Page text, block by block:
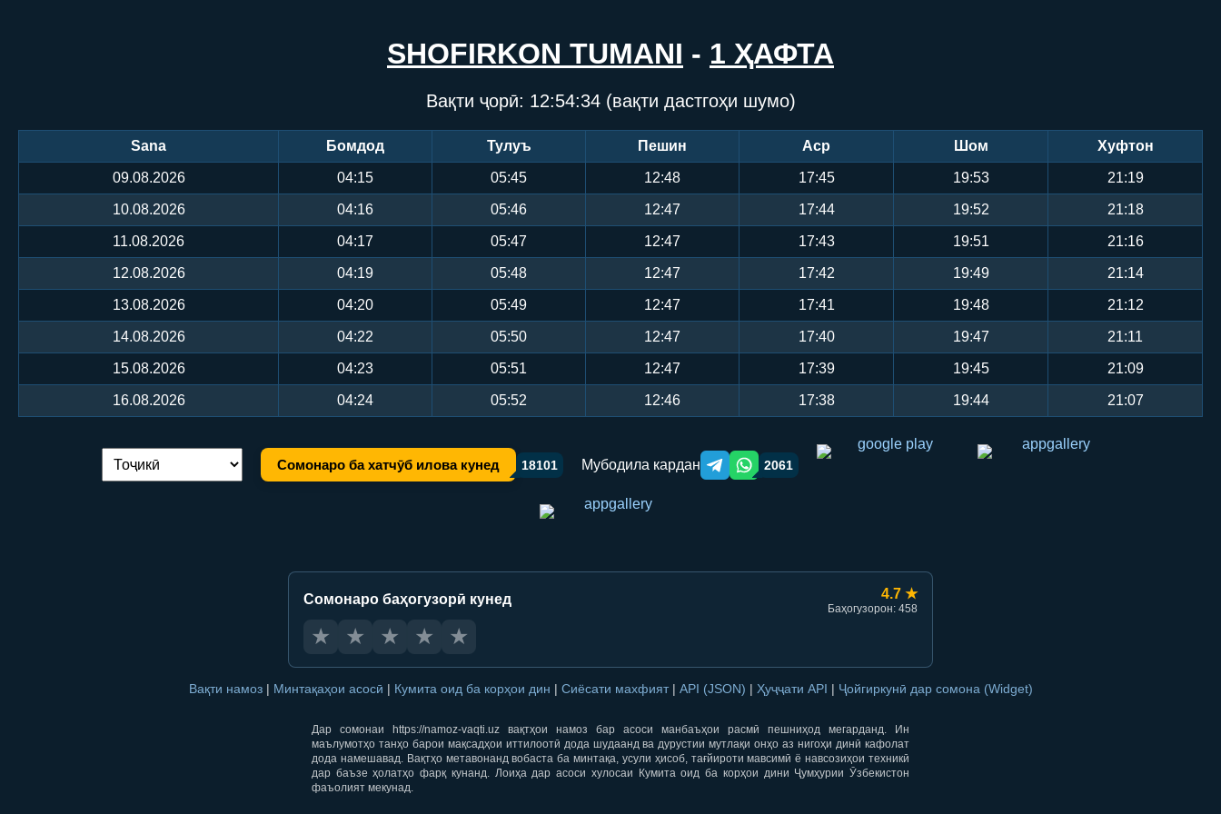
SHOFIRKON TUMANI - 1 ҲАФТА
Вақти ҷорӣ: 12:54:34(вақти дастгоҳи шумо)
Sana Бомдод Тулуъ Пешин Аср Шом Хуфтон
09.08.2026 04:15 05:45 12:48 17:45 19:53 21:19
10.08.2026 04:16 05:46 12:47 17:44 19:52 21:18
11.08.2026 04:17 05:47 12:47 17:43 19:51 21:16
12.08.2026 04:19 05:48 12:47 17:42 19:49 21:14
13.08.2026 04:20 05:49 12:47 17:41 19:48 21:12
14.08.2026 04:22 05:50 12:47 17:40 19:47 21:11
15.08.2026 04:23 05:51 12:47 17:39 19:45 21:09
16.08.2026 04:24 05:52 12:46 17:38 19:44 21:07
Иваз кардани забон: Сомонаро ба хатчӯб илова кунед 18101 Мубодила кардан Telegram orqali ulashish
WhatsApp orqali ulashish
2061
Сомонаро баҳогузорӣ кунед 4.7 ★
Баҳогузорон: 458
★ ★ ★ ★ ★
Вақти намоз | Минтақаҳои асосӣ | Кумита оид ба корҳои дин | Сиёсати махфият | API (JSON) | Ҳуҷҷати API | Ҷойгиркунӣ дар сомона (Widget)
Дар сомонаи https://namoz-vaqti.uz вақтҳои намоз бар асоси манбаъҳои расмӣ пешниҳод мегарданд. Ин
маълумотҳо танҳо барои мақсадҳои иттилоотӣ дода шудаанд ва дурустии мутлақи онҳо аз нигоҳи динӣ кафолат
дода намешавад. Вақтҳо метавонанд вобаста ба минтақа, усули ҳисоб, тағйироти мавсимӣ ё навсозиҳои техникӣ
дар баъзе ҳолатҳо фарқ кунанд. Лоиҳа дар асоси хулосаи Кумита оид ба корҳои дини Ҷумҳурии Ӯзбекистон
фаъолият мекунад.